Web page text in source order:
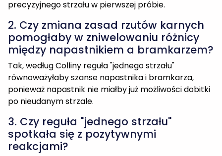
precyzyjnego strzału w pierwszej próbie.
2. Czy zmiana zasad rzutów karnych
pomogłaby w zniwelowaniu różnicy
między napastnikiem a bramkarzem?
Tak, według Colliny reguła "jednego strzału"
równoważyłaby szanse napastnika i bramkarza,
ponieważ napastnik nie miałby już możliwości dobitki
po nieudanym strzale.
3. Czy reguła "jednego strzału"
spotkała się z pozytywnymi
reakcjami?